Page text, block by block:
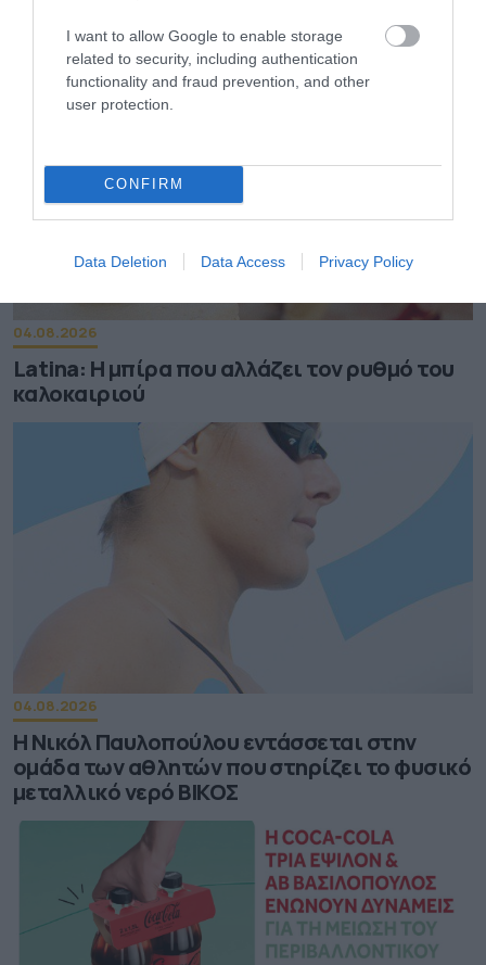
I want to allow Google to enable storage
related to security, including authentication
functionality and fraud prevention, and other
user protection.
CONFIRM
Data Deletion Data Access Privacy Policy
04.08.2026
Latina: Η μπίρα που αλλάζει τον ρυθμό του
καλοκαιριού
04.08.2026
Η Νικόλ Παυλοπούλου εντάσσεται στην
ομάδα των αθλητών που στηρίζει το φυσικό
μεταλλικό νερό ΒΙΚΟΣ